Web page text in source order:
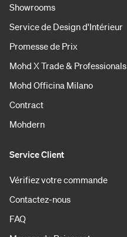
Showrooms
Service de Design d'Intérieur
Promesse de Prix
Mohd X Trade & Professionals
Mohd Officina Milano
Contract
Mohdern
Service Client
Vérifiez votre commande
Contactez-nous
FAQ